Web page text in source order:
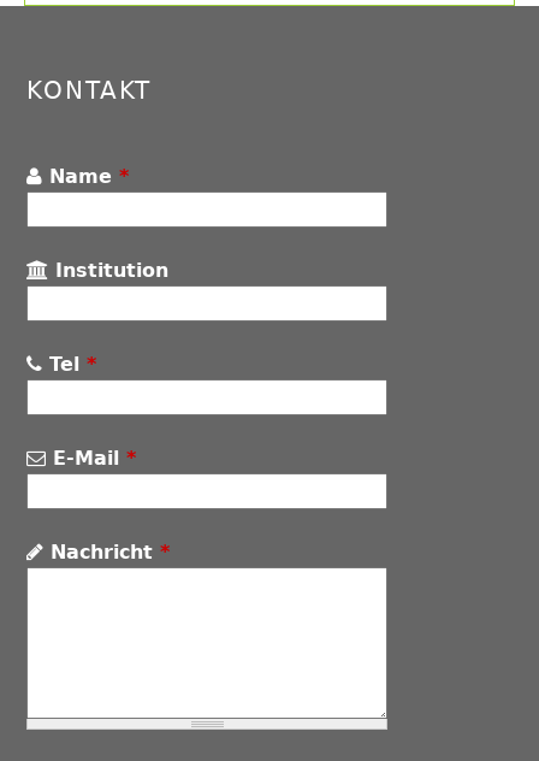
to
KONTAKT
Name*
Institution
Tel*
E-Mail*
Nachricht*